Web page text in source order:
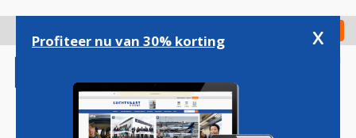
gaan
Check in
Profiteer nu van 30% korting x